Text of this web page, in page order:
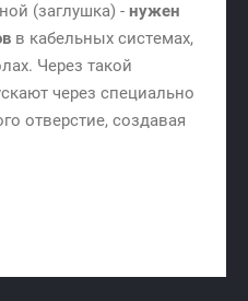
(заглушка) - нужен
в кабельных системах,
Через такой
через специально
отверстие, создавая